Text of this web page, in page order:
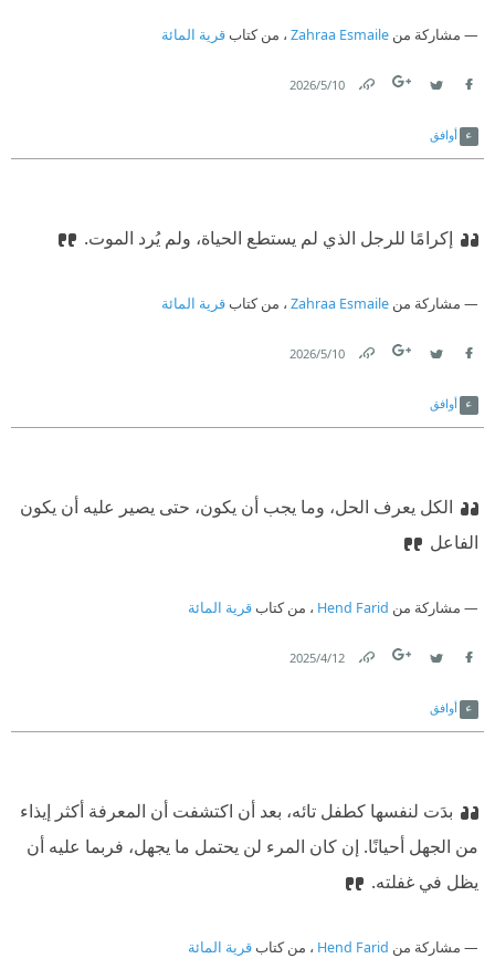
مشاركة من Zahraa Esmaile ، من كتابقرية المائة
10‏/5‏/2026
أوافق
إكرامًا للرجل الذي لم يستطع الحياة، ولم يُرد الموت.
مشاركة من Zahraa Esmaile ، من كتابقرية المائة
10‏/5‏/2026
أوافق
الكل يعرف الحل، وما يجب أن يكون، حتى يصير عليه أن يكون
الفاعل
مشاركة من Hend Farid ، من كتابقرية المائة
12‏/4‏/2025
أوافق
بدَت لنفسها كطفل تائه، بعد أن اكتشفت أن المعرفة أكثر إيذاء
من الجهل أحيانًا. إن كان المرء لن يحتمل ما يجهل، فربما عليه أن
يظل في غفلته.
مشاركة من Hend Farid ، من كتابقرية المائة